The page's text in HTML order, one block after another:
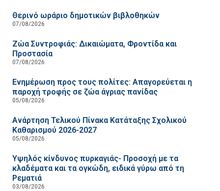
Θερινό ωράριο δημοτικών βιβλοθηκών
07/08/2026
Ζώα Συντροφιάς: Δικαιώματα, Φροντίδα και
Προστασία
07/08/2026
Ενημέρωση προς τους πολίτες: Απαγορεύεται η
παροχή τροφής σε ζώα άγριας πανίδας
05/08/2026
Ανάρτηση Τελικού Πίνακα Κατάταξης Σχολικού
Καθαρισμού 2026-2027
05/08/2026
Υψηλός κίνδυνος πυρκαγιάς- Προσοχή με τα
κλαδέματα και τα ογκώδη, ειδικά γύρω από τη
Ρεματιά
03/08/2026